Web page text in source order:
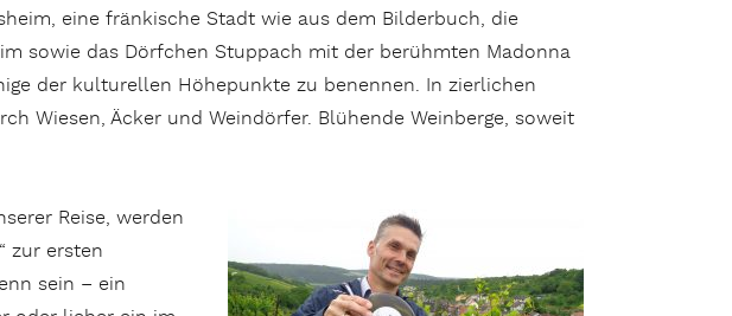
eine fränkische Stadt wie aus dem Bilderbuch, die
sowie das Dörfchen Stuppach mit der berühmten Madonna
der kulturellen Höhepunkte zu benennen. In zierlichen
Wiesen, Äcker und Weindörfer. Blühende Weinberge, soweit
Reise, werden
zur ersten
sein – ein